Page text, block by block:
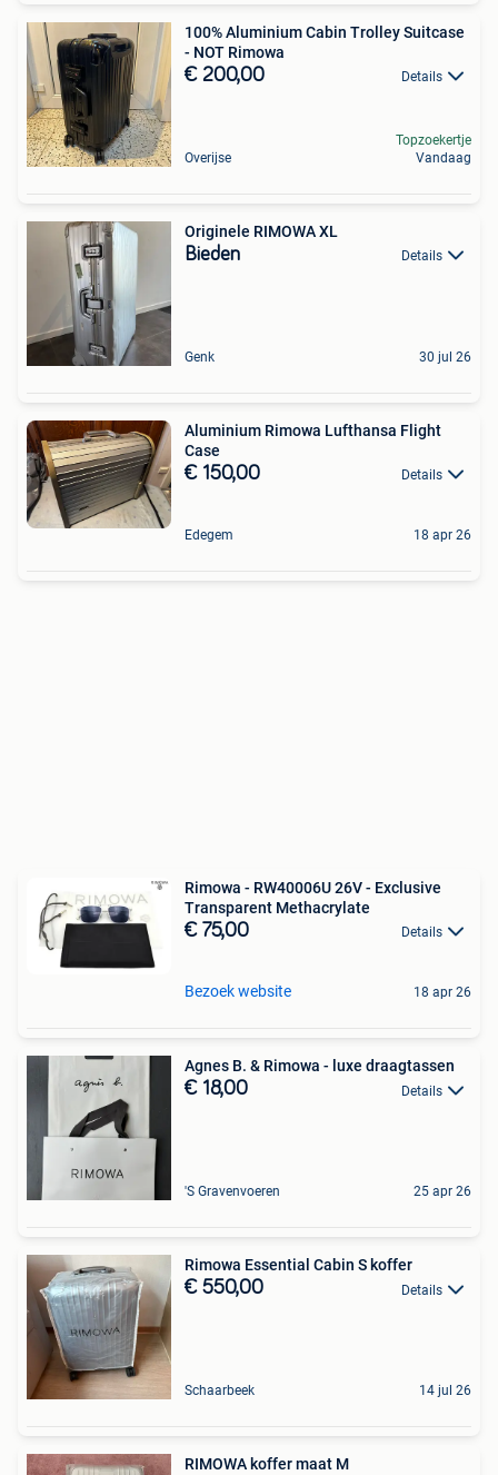
100% Aluminium Cabin Trolley Suitcase
- NOT Rimowa
€ 200,00 Details
Overijse
Topzoekertje
Vandaag
Originele RIMOWA XL
Bieden Details
Genk 30 jul 26
Aluminium Rimowa Lufthansa Flight
Case
€ 150,00 Details
Edegem 18 apr 26
Rimowa - RW40006U 26V - Exclusive
Transparent Methacrylate
€ 75,00 Details
Bezoek website 18 apr 26
Agnes B. & Rimowa - luxe draagtassen
€ 18,00 Details
'S Gravenvoeren 25 apr 26
Rimowa Essential Cabin S koffer
€ 550,00 Details
Schaarbeek 14 jul 26
RIMOWA koffer maat M